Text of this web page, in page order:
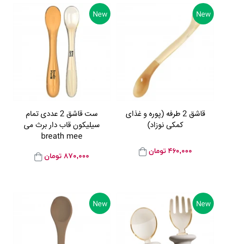
New
قاشق 2 طرفه (پوره و غذای
کمکی نوزاد)
۴۶۰,۰۰۰ تومان
New
ست قاشق 2 عددی تمام
سيليکون قاب دار برث می
breath mee
۸۷۰,۰۰۰ تومان
New
New